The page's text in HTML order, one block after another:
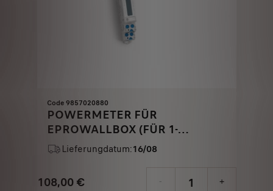
Code 9857020880
POWERMETER FÜR
EPROWALLBOX (FÜR 1-
PHASIGES NETZ)
Lieferungdatum:16/08
108,00 € - +